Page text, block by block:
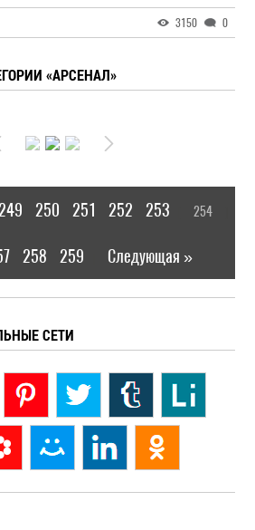
3150 0
«АРСЕНАЛ»
250 251 252 253 254
258 259 Следующая »
СЕТИ